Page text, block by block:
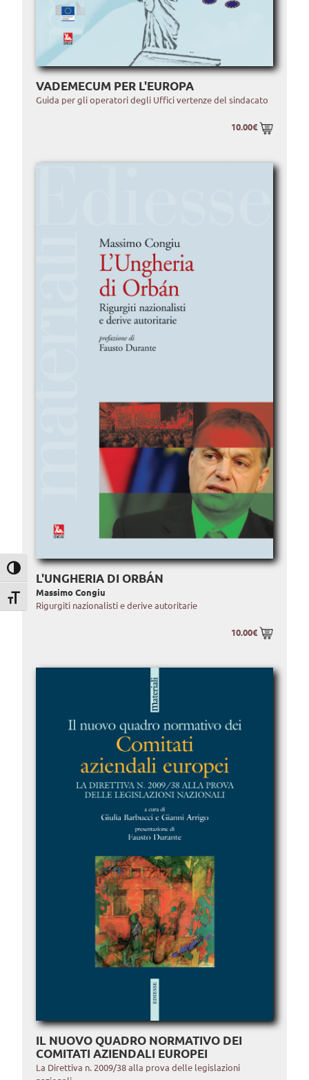
Attiva/disattiva alto contrasto
Attiva/disattiva dimensione testo
VADEMECUM PER L'EUROPA
Guida per gli operatori degli Uffici vertenze del sindacato
10.00€
L'UNGHERIA DI ORBÁN
Massimo Congiu
Rigurgiti nazionalisti e derive autoritarie
10.00€
IL NUOVO QUADRO NORMATIVO DEI
COMITATI AZIENDALI EUROPEI
La Direttiva n. 2009/38 alla prova delle legislazioni